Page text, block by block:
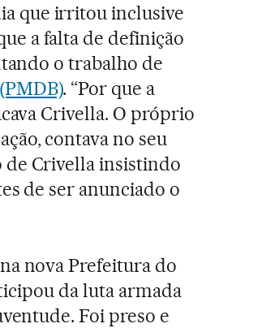
que irritou inclusive
a falta de definição
o trabalho de
. “Por que a
Crivella. O próprio
contava no seu
de Crivella insistindo
de ser anunciado o
nova Prefeitura do
da luta armada
Foi preso e